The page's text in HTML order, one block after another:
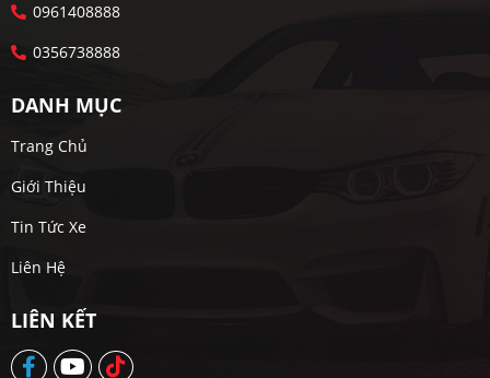
0961408888
0356738888
DANH MỤC
Trang Chủ
Giới Thiệu
Tin Tức Xe
Liên Hệ
LIÊN KẾT